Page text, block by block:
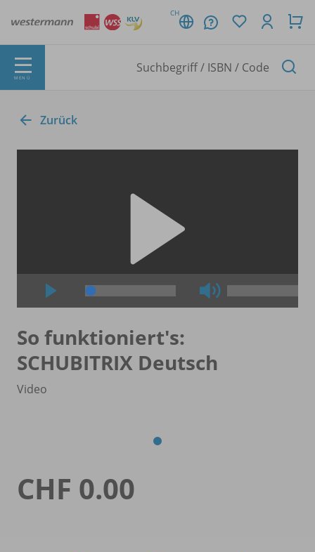
CH
MENÜ
Zurück
So funktioniert's:
SCHUBITRIX Deutsch
Video
CHF 0.00